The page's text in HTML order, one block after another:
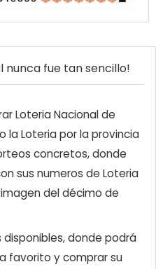
nunca fue tan sencillo!
Loteria Nacional de
la Loteria por la provincia
concretos, donde
sus numeros de Loteria
del décimo de
donde podrá
favorito y comprar su